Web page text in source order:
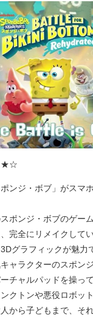
ンジ・ボブ」がスマ
ポンジ・ボブのゲー
完全にリメイクして
3Dグラフィックが魅力
ャラクターのスポン
チャルパッドを操っ
クトンや悪役ロボッ
から子どもまで、そ